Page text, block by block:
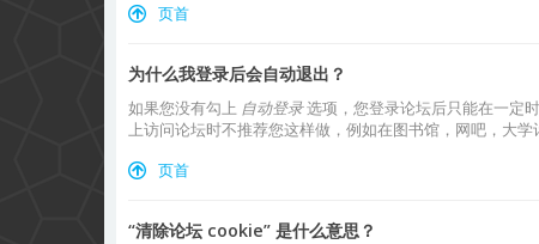
页首
为什么我登录后会自动退出？
如果您没有勾上 自动登录选项，您登录论坛后只能在一定
上访问论坛时不推荐您这样做，例如在图书馆，网吧，大
页首
“清除论坛 cookie” 是什么意思？